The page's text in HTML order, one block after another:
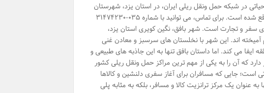
در شبکه حمل ونقل ریلی ایران، در استان یزد، شهرستان
بافق، منطقه آهنشهر، بلوار آیت الله میرغنی زاده، میدان راه آهن واقع شده است. برای تماس، می توانید با شماره ۰۳۵-۳۱۴۷۴۲۳۰
سفر و تجارت است. شهر بافق، نگین کویری استان یزد،
اند. این شهر با نخلستان های سرسبز و معادن غنی
می کند. اما داستان بافق تنها به این جاذبه های طبیعی و
که آن را به یکی از مهم ترین مراکز حمل ونقل ریلی کشور
است؛ جایی که مسافران برای آغاز سفری دلنشین و کالاها
عنوان یک مرکز ترانزیت کالا و مسافر، بلکه به مثابه پلی